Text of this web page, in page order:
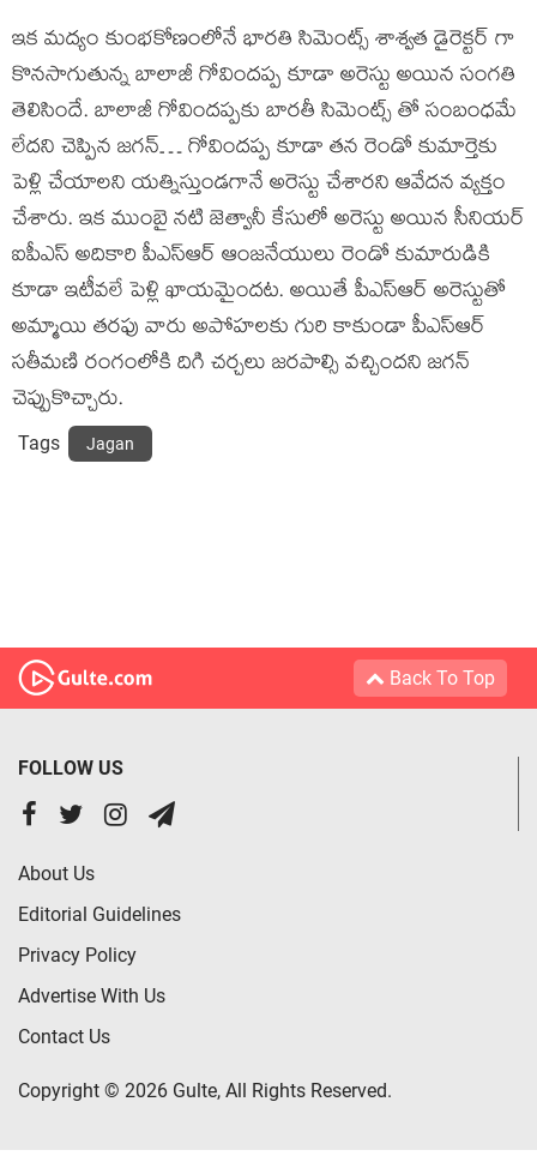
ఇక మద్యం కుంభకోణంలోనే భారతి సిమెంట్స్ శాశ్వత డైరెక్టర్ గా
కొనసాగుతున్న బాలాజీ గోవిందప్ప కూడా అరెస్టు అయిన సంగతి
తెలిసిందే. బాలాజీ గోవిందప్పకు బారతీ సిమెంట్స్ తో సంబంధమే
లేదని చెప్పిన జగన్… గోవిందప్ప కూడా తన రెండో కుమార్తెకు
పెళ్లి చేయాలని యత్నిస్తుండగానే అరెస్టు చేశారని ఆవేదన వ్యక్తం
చేశారు. ఇక ముంబై నటి జెత్వానీ కేసులో అరెస్టు అయిన సీనియర్
ఐపీఎస్ అదికారి పీఎస్ఆర్ ఆంజనేయులు రెండో కుమారుడికి
కూడా ఇటీవలే పెళ్లి ఖాయమైందట. అయితే పీఎస్ఆర్ అరెస్టుతో
అమ్మాయి తరఫు వారు అపోహలకు గురి కాకుండా పీఎస్ఆర్
సతీమణి రంగంలోకి దిగి చర్చలు జరపాల్సి వచ్చిందని జగన్
చెప్పుకొచ్చారు.
Tags Jagan
Back To Top
FOLLOW US
About Us
Editorial Guidelines
Privacy Policy
Advertise With Us
Contact Us
Copyright © 2026 Gulte, All Rights Reserved.